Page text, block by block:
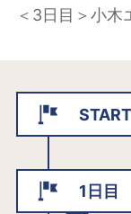
＜3日目＞小木
START
1日目